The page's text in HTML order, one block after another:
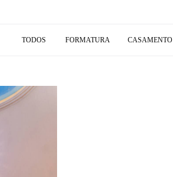
TODOS FORMATURA CASAMENTO